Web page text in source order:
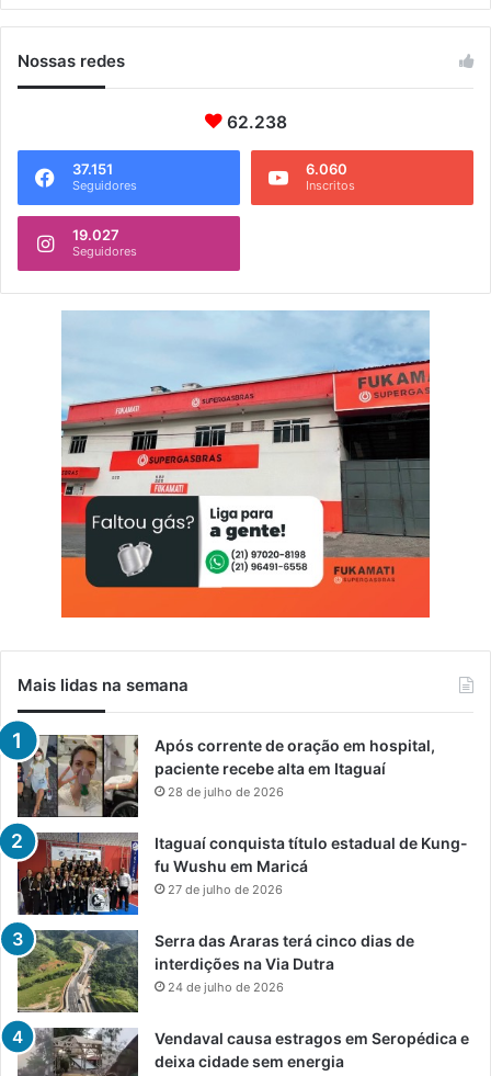
Nossas redes
62.238
37.151
Seguidores
6.060
Inscritos
19.027
Seguidores
Mais lidas na semana
Após corrente de oração em hospital,
paciente recebe alta em Itaguaí
28 de julho de 2026
Itaguaí conquista título estadual de Kung-
fu Wushu em Maricá
27 de julho de 2026
Serra das Araras terá cinco dias de
interdições na Via Dutra
24 de julho de 2026
Vendaval causa estragos em Seropédica e
deixa cidade sem energia